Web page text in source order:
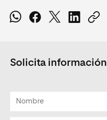
Solicita información